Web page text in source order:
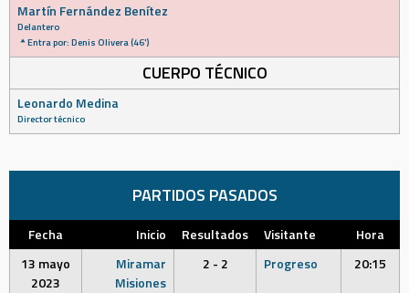
Martín Fernández Benítez
Delantero
Entra por: Denis Olivera (46')
CUERPO TÉCNICO
Leonardo Medina
Director técnico
PARTIDOS PASADOS
Fecha Inicio Resultados Visitante
Hora
13 mayo
2023
Miramar
Misiones
2 - 2 Progreso 20:15